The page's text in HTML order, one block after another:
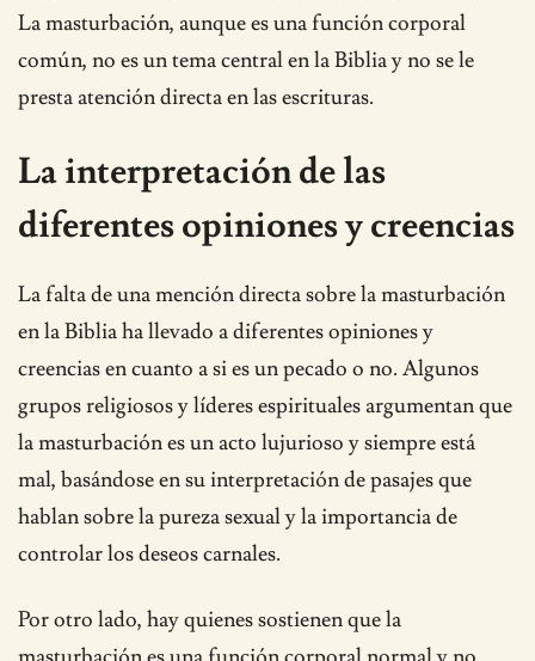
La masturbación, aunque es una función corporal
común, no es un tema central en la Biblia y no se le
presta atención directa en las escrituras.
La interpretación de las
diferentes opiniones y creencias
La falta de una mención directa sobre la masturbación
en la Biblia ha llevado a diferentes opiniones y
creencias en cuanto a si es un pecado o no. Algunos
grupos religiosos y líderes espirituales argumentan que
la masturbación es un acto lujurioso y siempre está
mal, basándose en su interpretación de pasajes que
hablan sobre la pureza sexual y la importancia de
controlar los deseos carnales.
Por otro lado, hay quienes sostienen que la